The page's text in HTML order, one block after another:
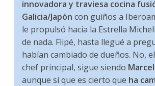
innovadora y traviesa cocina
Galicia/Japón con guiños a
le propulsó hacia la Estrella
de nada. Flipé, hasta llegué a
habían cambiado de dueños. No,
chef principal, sigue siendo
aunque sí que es cierto que ha